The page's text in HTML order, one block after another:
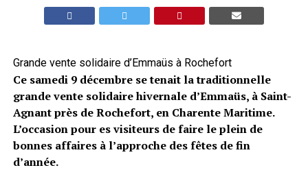
Grande vente solidaire d’Emmaüs à Rochefort
Ce samedi 9 décembre se tenait la traditionnelle
grande vente solidaire hivernale d’Emmaüs, à Saint-
Agnant près de Rochefort, en Charente Maritime.
L’occasion pour es visiteurs de faire le plein de
bonnes affaires à l’approche des fêtes de fin
d’année.